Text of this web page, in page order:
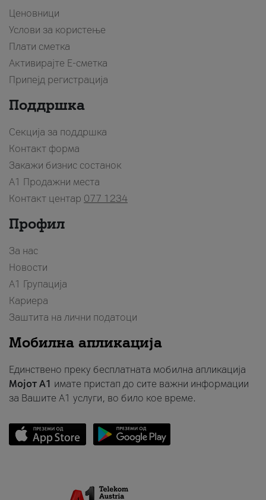
Ценовници
Услови за користење
Плати сметка
Активирајте Е-сметка
Припејд регистрација
Поддршка
Секција за поддршка
Контакт форма
Закажи бизнис состанок
A1 Продажни места
Контакт центар 077 1234
Профил
За нас
Новости
А1 Групација
Кариера
Заштита на лични податоци
Мобилна апликација
Единствено преку бесплатната мобилна апликација
Мојот A1 имате пристап до сите важни информации
за Вашите A1 услуги, во било кое време.